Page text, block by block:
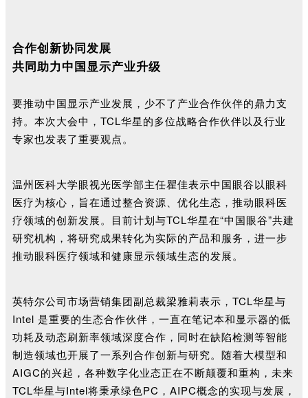
合作创新协同发展
共同助力中国显示产业升级
要推动中国显示产业发展，少不了产业合作伙伴的鼎力支
持。本次大会中，TCL华星的多位战略合作伙伴以及行业
专家也发表了重要观点。
温州医科大学眼视光医学部主任瞿佳表示中国眼谷以眼科
医疗为核心，旨在通过整合资源、优化生态，推动眼科医
疗领域的创新发展。目前计划与TCL华星在“中国眼谷”共建
研究机构，将研究成果转化为实际的产品和服务，进一步
推动眼科医疗领域和健康显示领域生态的发展。
英特尔公司市场营销集团副总裁梁雅莉表示， TCL华星与
Intel 是重要的生态合作伙伴， 一直在笔记本和显示器的低
功耗及动态刷新率领域深度合作，同时在缺陷检测等智能
制造领域也开展了一系列合作创新与研究。随着大模型和
AIGC的兴起，各种数字化业态正在不断颠覆和重构， 未来
TCL华星与Intel将秉承绿色PC，AIPC概念的实现与发展，